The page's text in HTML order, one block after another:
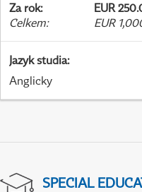
Za rok:
EUR
Celkem: EUR
Jazyk studia:
Anglicky
SPECIAL